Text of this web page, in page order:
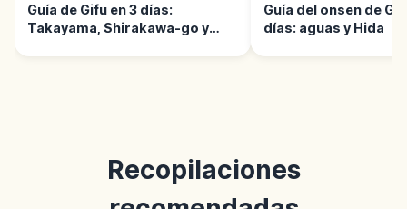
Guía de Gifu en 3 días:
Takayama, Shirakawa-go y
Guía del onsen de
días: aguas y Hida
Recopilaciones